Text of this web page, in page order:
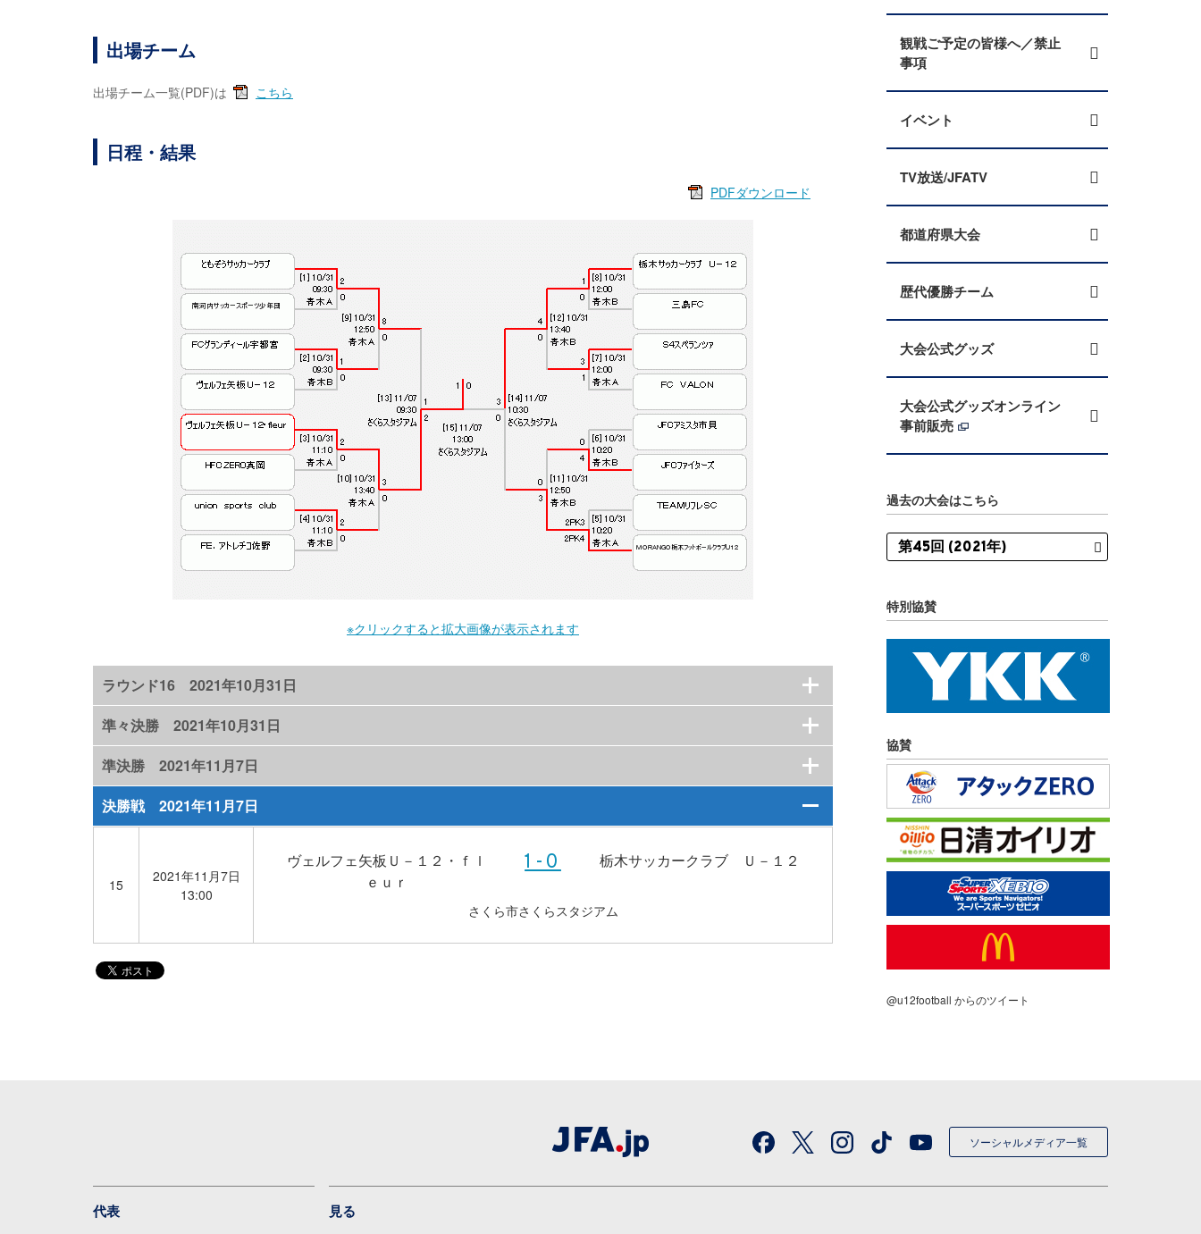
出場チーム
出場チーム一覧(PDF)は こちら
日程・結果
PDFダウンロード
※クリックすると拡大画像が表示されます
ラウンド16 2021年10月31日
準々決勝 2021年10月31日
準決勝 2021年11月7日
決勝戦 2021年11月7日
15
2021年11月7日
13:00
ヴェルフェ矢板Ｕ－１２・ｆｌ
ｅｕｒ
1-0 栃木サッカークラブ Ｕ－１２
さくら市さくらスタジアム
観戦ご予定の皆様へ／禁止
事項
イベント
TV放送/JFATV
都道府県大会
歴代優勝チーム
大会公式グッズ
大会公式グッズオンライン
事前販売
過去の大会はこちら
特別協賛
協賛
@u12football からのツイート
ソーシャルメディア一覧
代表 見る